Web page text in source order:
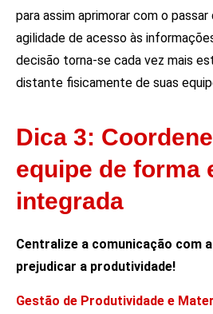
para assim aprimorar com o
agilidade de acesso às
decisão torna-se cada vez mais
distante fisicamente de suas
Dica 3:
equipe de forma
integrada
Centralize a comunicação com
prejudicar a produtividade!
Gestão de Produtividade e